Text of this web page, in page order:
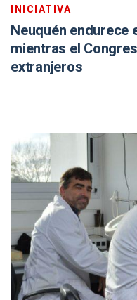
INICIATIVA
Neuquén
mientras el
extranjeros